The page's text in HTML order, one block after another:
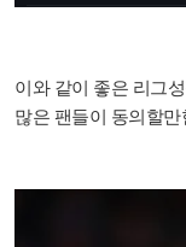
이와 같이 좋은 리그
많은 팬들이 동의할만